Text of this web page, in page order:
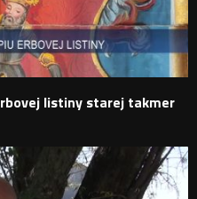
listiny starej takmer